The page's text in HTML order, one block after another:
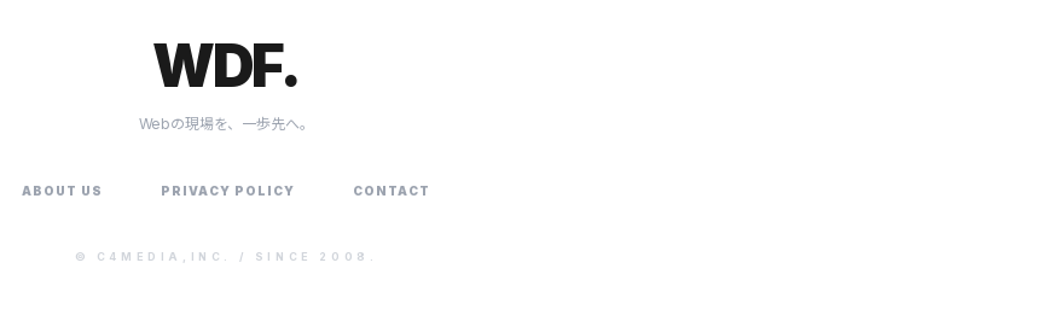
WDF.
Webの現場を、一歩先へ。
ABOUT US PRIVACY POLICY CONTACT
© C4MEDIA,INC. / SINCE 2008.